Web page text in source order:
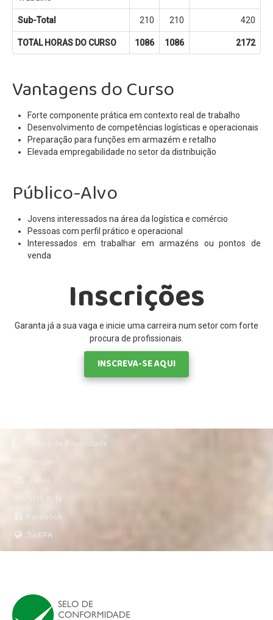
Sub-Total 210 210 420
TOTAL HORAS DO CURSO 1086 1086 2172
Vantagens do Curso
Forte componente prática em contexto real de trabalho
Desenvolvimento de competências logísticas e operacionais
Preparação para funções em armazém e retalho
Elevada empregabilidade no setor da distribuição
Público-Alvo
Jovens interessados na área da logística e comércio
Pessoas com perfil prático e operacional
Interessados em trabalhar em armazéns ou pontos de
venda
Inscrições
Garanta já a sua vaga e inicie uma carreira num setor com forte
procura de profissionais.
INSCREVA-SE AQUI
Política de Privacidade
Moodle
e-mail
BTT ALTE
Facebook
TurEPA